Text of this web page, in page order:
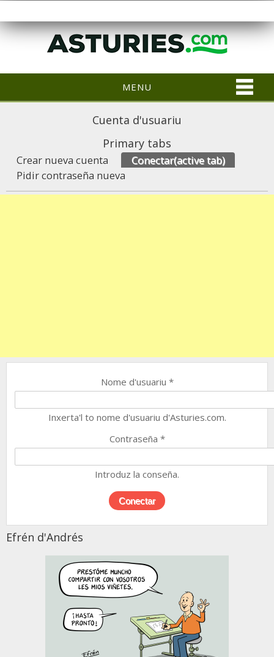
MENU
Cuenta d'usuariu
Primary tabs
Crear nueva cuenta Conectar(active tab)
Pidir contraseña nueva
Nome d'usuariu *
Inxerta'l to nome d'usuariu d'Asturies.com.
Contraseña *
Introduz la conseña.
Efrén d'Andrés